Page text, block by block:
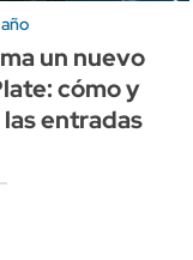
un nuevo
cómo y
entradas